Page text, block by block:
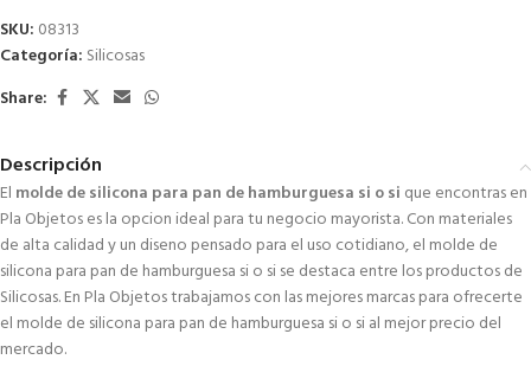
SKU: 08313
Categoría: Silicosas
Share:
Descripción
El molde de silicona para pan de hamburguesa si o si que encontras en
Pla Objetos es la opcion ideal para tu negocio mayorista. Con materiales
de alta calidad y un diseno pensado para el uso cotidiano, el molde de
silicona para pan de hamburguesa si o si se destaca entre los productos de
Silicosas. En Pla Objetos trabajamos con las mejores marcas para ofrecerte
el molde de silicona para pan de hamburguesa si o si al mejor precio del
mercado.